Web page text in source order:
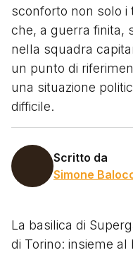
sconforto non solo i
che, a guerra finita,
nella squadra
un punto di
una situazione
difficile.
Scritto da
Simone
La basilica di
di Torino: insieme al